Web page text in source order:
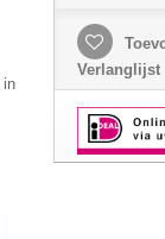
in
Verlanglijst